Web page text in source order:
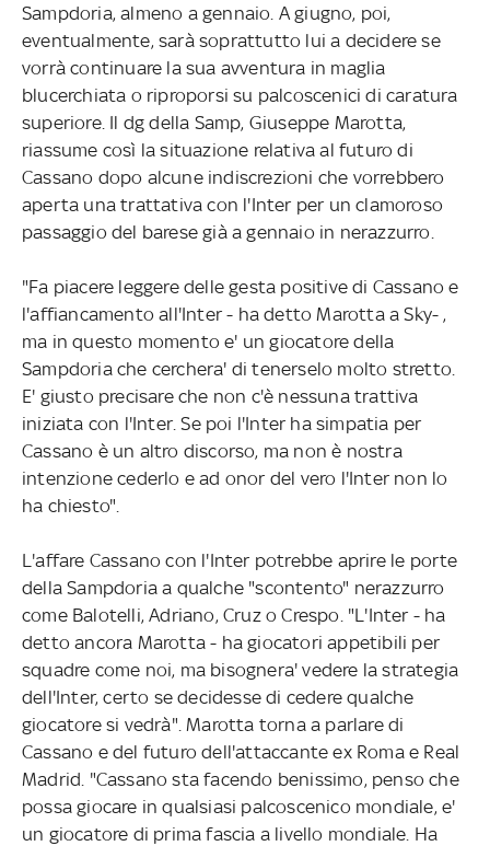
Sampdoria, almeno a gennaio. A giugno, poi,
eventualmente, sarà soprattutto lui a decidere se
vorrà continuare la sua avventura in maglia
blucerchiata o riproporsi su palcoscenici di caratura
superiore. Il dg della Samp, Giuseppe Marotta,
riassume così la situazione relativa al futuro di
Cassano dopo alcune indiscrezioni che vorrebbero
aperta una trattativa con l'Inter per un clamoroso
passaggio del barese già a gennaio in nerazzurro.
"Fa piacere leggere delle gesta positive di Cassano e
l'affiancamento all'Inter - ha detto Marotta a Sky- ,
ma in questo momento e' un giocatore della
Sampdoria che cerchera' di tenerselo molto stretto.
E' giusto precisare che non c'è nessuna trattiva
iniziata con l'Inter. Se poi l'Inter ha simpatia per
Cassano è un altro discorso, ma non è nostra
intenzione cederlo e ad onor del vero l'Inter non lo
ha chiesto".
L'affare Cassano con l'Inter potrebbe aprire le porte
della Sampdoria a qualche "scontento" nerazzurro
come Balotelli, Adriano, Cruz o Crespo. "L'Inter - ha
detto ancora Marotta - ha giocatori appetibili per
squadre come noi, ma bisognera' vedere la strategia
dell'Inter, certo se decidesse di cedere qualche
giocatore si vedrà". Marotta torna a parlare di
Cassano e del futuro dell'attaccante ex Roma e Real
Madrid. "Cassano sta facendo benissimo, penso che
possa giocare in qualsiasi palcoscenico mondiale, e'
un giocatore di prima fascia a livello mondiale. Ha